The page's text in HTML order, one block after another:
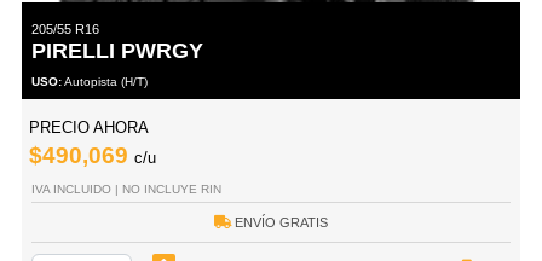
205/55 R16
PIRELLI PWRGY
USO:Autopista (H/T)
PRECIO AHORA
$490,069 c/u
IVA INCLUIDO | NO INCLUYE RIN
ENVÍO GRATIS